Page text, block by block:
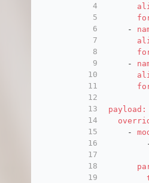
4
5
6
7
8
9
10
11
12
13
14
15
16
17
18
19
-
-
payload:
-